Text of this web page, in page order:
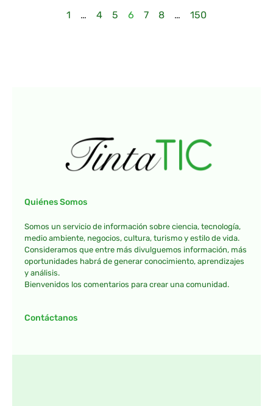
1 … 4 5 6 7 8 … 150
Quiénes Somos
Somos un servicio de información sobre ciencia, tecnología,
medio ambiente, negocios, cultura, turismo y estilo de vida.
Consideramos que entre más divulguemos información, más
oportunidades habrá de generar conocimiento, aprendizajes
y análisis.
Bienvenidos los comentarios para crear una comunidad.
Contáctanos